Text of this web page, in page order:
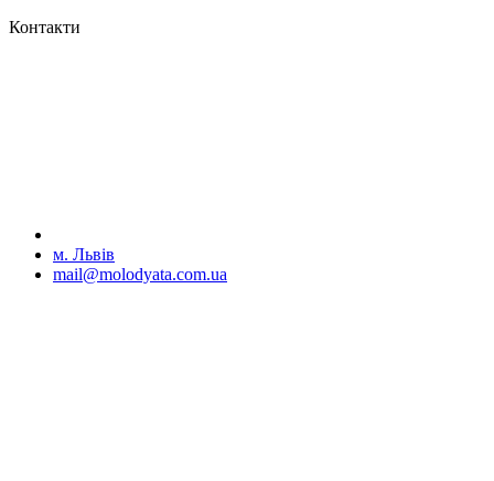
Контакти
м. Львів
mail@molodyata.com.ua